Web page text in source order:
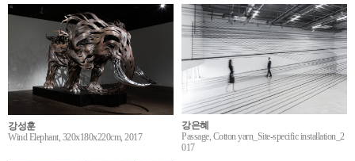
강성훈
Wind Elephant, 320x180x220cm, 2017
강은혜
Passage, Cotton yarn_Site-specific installation_2
017